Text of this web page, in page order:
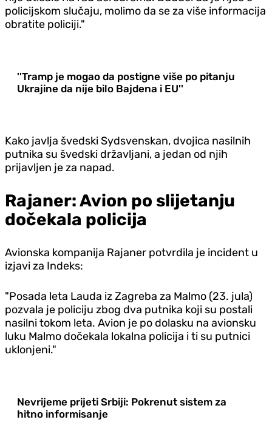
policijskom slučaju, molimo da se za više informacija
obratite policiji."
''Tramp je mogao da postigne više po pitanju
Ukrajine da nije bilo Bajdena i EU''
Kako javlja švedski Sydsvenskan, dvojica nasilnih
putnika su švedski državljani, a jedan od njih
prijavljen je za napad.
Rajaner: Avion po slijetanju
dočekala policija
Avionska kompanija Rajaner potvrdila je incident u
izjavi za Indeks:
"Posada leta Lauda iz Zagreba za Malmo (23. jula)
pozvala je policiju zbog dva putnika koji su postali
nasilni tokom leta. Avion je po dolasku na avionsku
luku Malmo dočekala lokalna policija i ti su putnici
uklonjeni."
Nevrijeme prijeti Srbiji: Pokrenut sistem za
hitno informisanje